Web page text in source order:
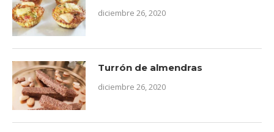
diciembre 26, 2020
Turrón de almendras
diciembre 26, 2020